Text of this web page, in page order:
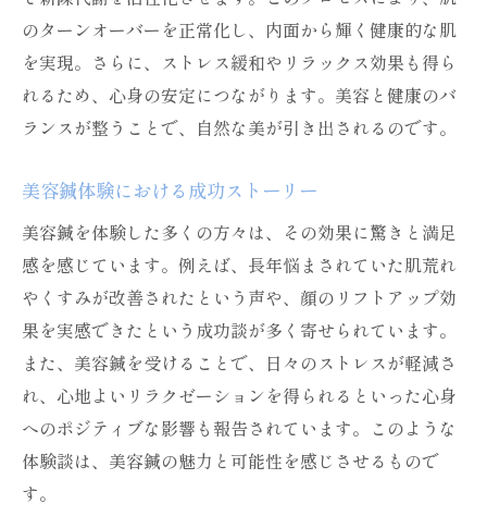
美容鍼が示す未来の美容の形
のターンオーバーを正常化し、内面から輝く健康的な肌
を実現。さらに、ストレス緩和やリラックス効果も得ら
れるため、心身の安定につながります。美容と健康のバ
ランスが整うことで、自然な美が引き出されるのです。
美容鍼体験における成功ストーリー
美容鍼を体験した多くの方々は、その効果に驚きと満足
感を感じています。例えば、長年悩まされていた肌荒れ
やくすみが改善されたという声や、顔のリフトアップ効
果を実感できたという成功談が多く寄せられています。
また、美容鍼を受けることで、日々のストレスが軽減さ
れ、心地よいリラクゼーションを得られるといった心身
へのポジティブな影響も報告されています。このような
体験談は、美容鍼の魅力と可能性を感じさせるもので
す。